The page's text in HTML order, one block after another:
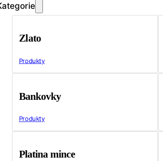
Zlato
Produkty
Bankovky
Produkty
Platina mince